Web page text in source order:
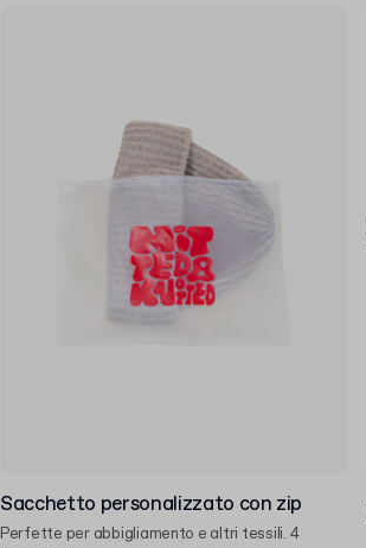
Sacchetto personalizzato con zip
Perfette per abbigliamento e altri tessili. 4